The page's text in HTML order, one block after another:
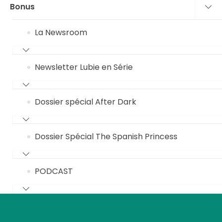
Bonus
La Newsroom
Newsletter Lubie en Série
Dossier spécial After Dark
Dossier Spécial The Spanish Princess
PODCAST